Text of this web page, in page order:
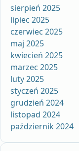
sierpień 2025
lipiec 2025
czerwiec 2025
maj 2025
kwiecień 2025
marzec 2025
luty 2025
styczeń 2025
grudzień 2024
listopad 2024
październik 2024